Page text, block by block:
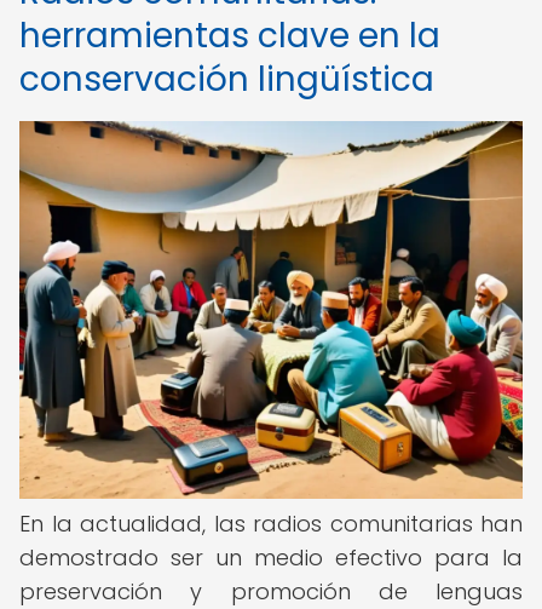
herramientas clave en la
conservación lingüística
En la actualidad, las radios comunitarias han
demostrado ser un medio efectivo para la
preservación y promoción de lenguas